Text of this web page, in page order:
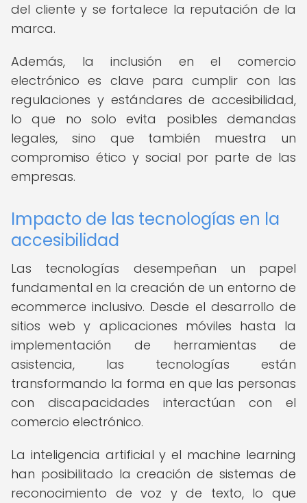
del cliente y se fortalece la reputación de la
marca.
Además, la inclusión en el comercio
electrónico es clave para cumplir con las
regulaciones y estándares de accesibilidad,
lo que no solo evita posibles demandas
legales, sino que también muestra un
compromiso ético y social por parte de las
empresas.
Impacto de las tecnologías en la
accesibilidad
Las tecnologías desempeñan un papel
fundamental en la creación de un entorno de
ecommerce inclusivo. Desde el desarrollo de
sitios web y aplicaciones móviles hasta la
implementación de herramientas de
asistencia, las tecnologías están
transformando la forma en que las personas
con discapacidades interactúan con el
comercio electrónico.
La inteligencia artificial y el machine learning
han posibilitado la creación de sistemas de
reconocimiento de voz y de texto, lo que